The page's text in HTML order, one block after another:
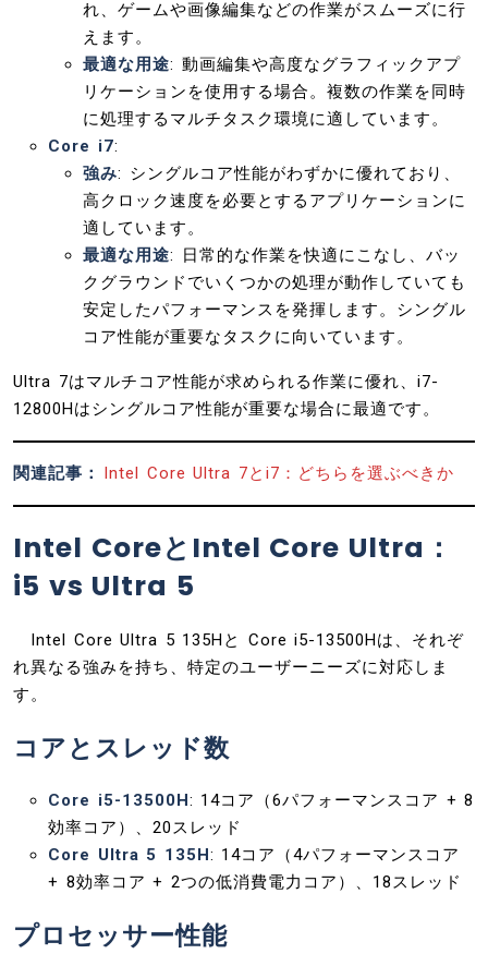
れ、ゲームや画像編集などの作業がスムーズに行
えます。
最適な用途: 動画編集や高度なグラフィックアプ
リケーションを使用する場合。複数の作業を同時
に処理するマルチタスク環境に適しています。
Core i7:
強み: シングルコア性能がわずかに優れており、
高クロック速度を必要とするアプリケーションに
適しています。
最適な用途: 日常的な作業を快適にこなし、バッ
クグラウンドでいくつかの処理が動作していても
安定したパフォーマンスを発揮します。シングル
コア性能が重要なタスクに向いています。
Ultra 7はマルチコア性能が求められる作業に優れ、i7-
12800Hはシングルコア性能が重要な場合に最適です。
関連記事： Intel Core Ultra 7とi7：どちらを選ぶべきか
Intel CoreとIntel Core Ultra：
i5 vs Ultra 5
Intel Core Ultra 5 135Hと Core i5-13500Hは、それぞ
れ異なる強みを持ち、特定のユーザーニーズに対応しま
す。
コアとスレッド数
Core i5-13500H: 14コア（6パフォーマンスコア + 8
効率コア）、20スレッド
Core Ultra 5 135H: 14コア（4パフォーマンスコア
+ 8効率コア + 2つの低消費電力コア）、18スレッド
プロセッサー性能